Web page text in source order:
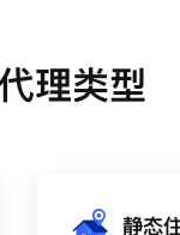
理类型
静态